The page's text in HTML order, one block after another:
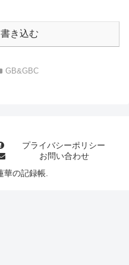
き込む
GB&GBC
プライバシーポリシー
お問い合わせ
の記録帳.